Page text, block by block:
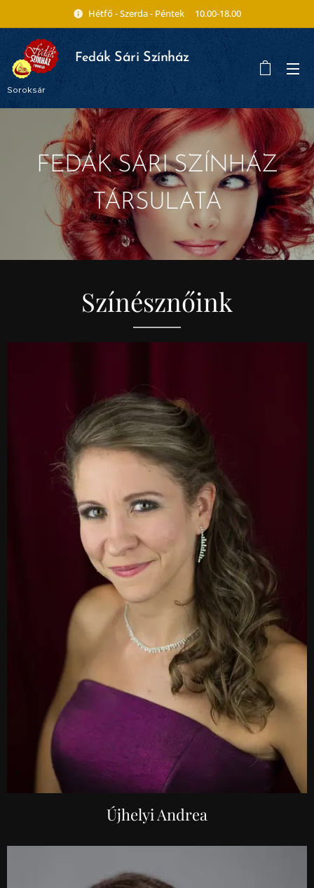
Hétfő - Szerda - Péntek 10.00-18.00
Fedák Sári Színház
Soroksár
FEDÁK SÁRI SZÍNHÁZ
TÁRSULATA
Színésznőink
Újhelyi Andrea